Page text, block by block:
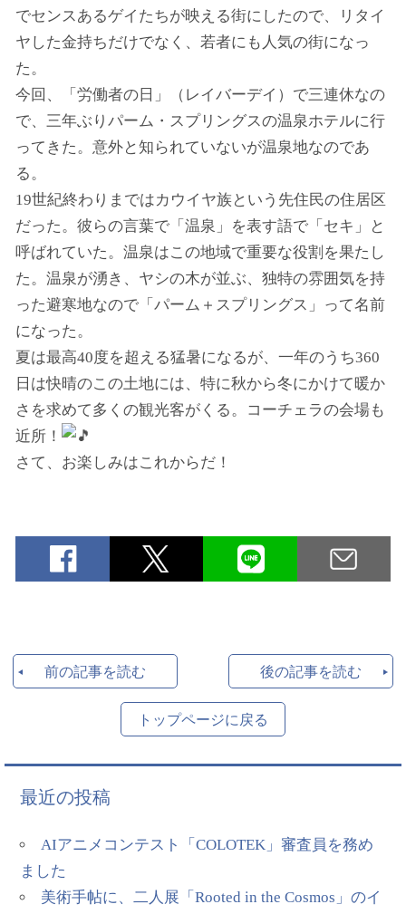
でセンスあるゲイたちが映える街にしたので、リタイ
ヤした金持ちだけでなく、若者にも人気の街になっ
た。
今回、「労働者の日」（レイバーデイ）で三連休なの
で、三年ぶりパーム・スプリングスの温泉ホテルに行
ってきた。意外と知られていないが温泉地なのであ
る。
19世紀終わりまではカウイヤ族という先住民の住居区
だった。彼らの言葉で「温泉」を表す語で「セキ」と
呼ばれていた。温泉はこの地域で重要な役割を果たし
た。温泉が湧き、ヤシの木が並ぶ、独特の雰囲気を持
った避寒地なので「パーム＋スプリングス」って名前
になった。
夏は最高40度を超える猛暑になるが、一年のうち360
日は快晴のこの土地には、特に秋から冬にかけて暖か
さを求めて多くの観光客がくる。コーチェラの会場も
近所！
さて、お楽しみはこれからだ！
前の記事を読む 後の記事を読む
トップページに戻る
最近の投稿
AIアニメコンテスト「COLOTEK」審査員を務め
ました
美術手帖に、二人展「Rooted in the Cosmos」のイ